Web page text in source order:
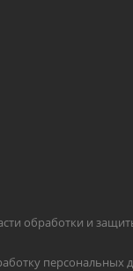
обработки и
персональных